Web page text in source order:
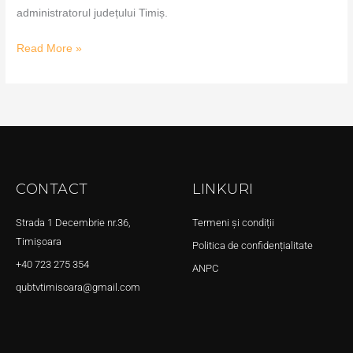
administratorul județului Timiș.
Read More »
CONTACT
Strada 1 Decembrie nr.36,
Timișoara
+40 723 275 354
qubtvtimisoara@gmail.com
LINKURI
Termeni și condiții
Politica de confidențialitate
ANPC